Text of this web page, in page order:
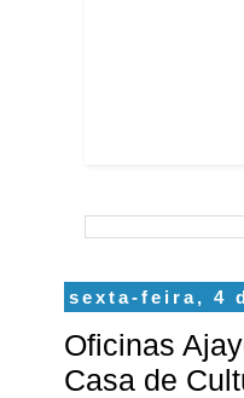
sexta-feira, 4
Oficinas
Casa de